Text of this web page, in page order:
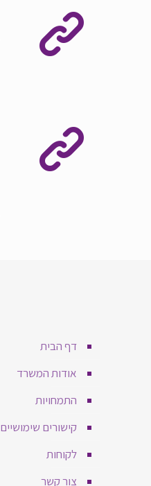
דף הבית
אודות המשרד
התמחויות
קישורים שימושיים
לקוחות
צור קשר